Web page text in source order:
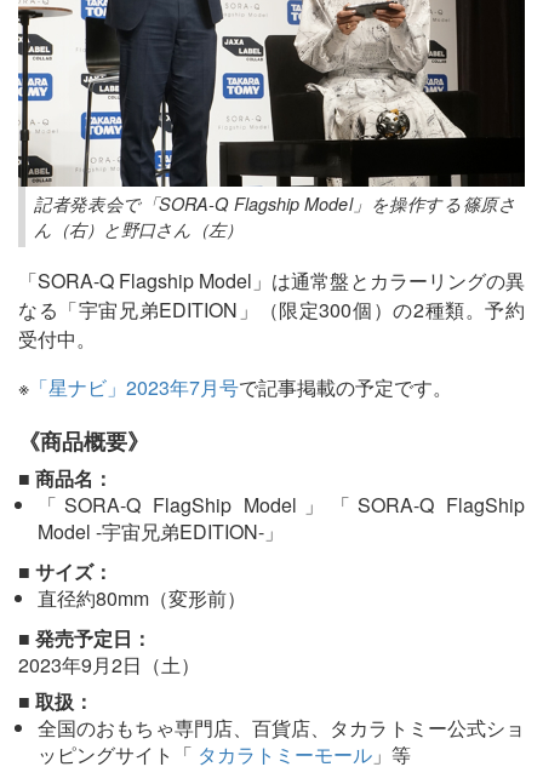
記者発表会で「SORA-Q Flagship Model」を操作する篠原さ
ん（右）と野口さん（左）
「SORA-Q Flagship Model」は通常盤とカラーリングの異
なる「宇宙兄弟EDITION」（限定300個）の2種類。予約
受付中。
※ 「星ナビ」2023年7月号で記事掲載の予定です。
《商品概要》
■ 商品名：
「SORA-Q FlagShip Model」「SORA-Q FlagShip
Model -宇宙兄弟EDITION-」
■ サイズ：
直径約80mm（変形前）
■ 発売予定日：
2023年9月2日（土）
■ 取扱：
全国のおもちゃ専門店、百貨店、タカラトミー公式ショ
ッピングサイト「 タカラトミーモール 」等